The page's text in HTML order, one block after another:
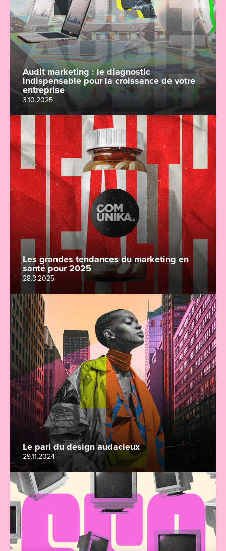
Audit marketing : le diagnostic
indispensable pour la croissance de votre
entreprise
3.10.2025
Les grandes tendances du marketing en
santé pour 2025
28.3.2025
Le pari du design audacieux
29.11.2024